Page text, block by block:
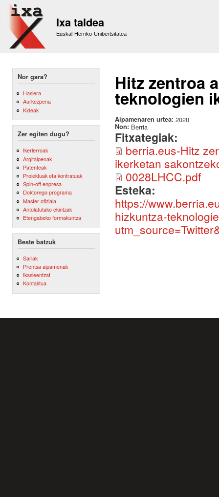
Ixa taldea
Euskal Herriko Unibertsitatea
Nor gara?
Hasiera
Aurkezpena
Kideak
Zer egiten dugu?
Ikerlerroak
Argitalpenak
Patenteak
Proiektuak eta kontratuak
Spin-off enpresa
Doktorego programa
Master ofiziala
Antolatutako ekintzak
Etengabeko formakuntza
Beste batzuk
Sariak
Prentsa aipamenak
Ikasleentzat
Kontaktua
Hitz zentroa
teknologien
Aipamenaren urtea: 2020
Non: Berria
Fitxategiak:
berria.eus-Hitz
ikerketan
0028LHCC.pdf
Esteka:
https://
hizkuntza-